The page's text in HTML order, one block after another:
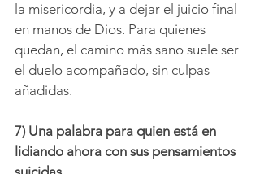
la misericordia, y a dejar el juicio final
en manos de Dios. Para quienes
quedan, el camino más sano suele ser
el duelo acompañado, sin culpas
añadidas.
7) Una palabra para quien está en
lidiando ahora con sus pensamientos